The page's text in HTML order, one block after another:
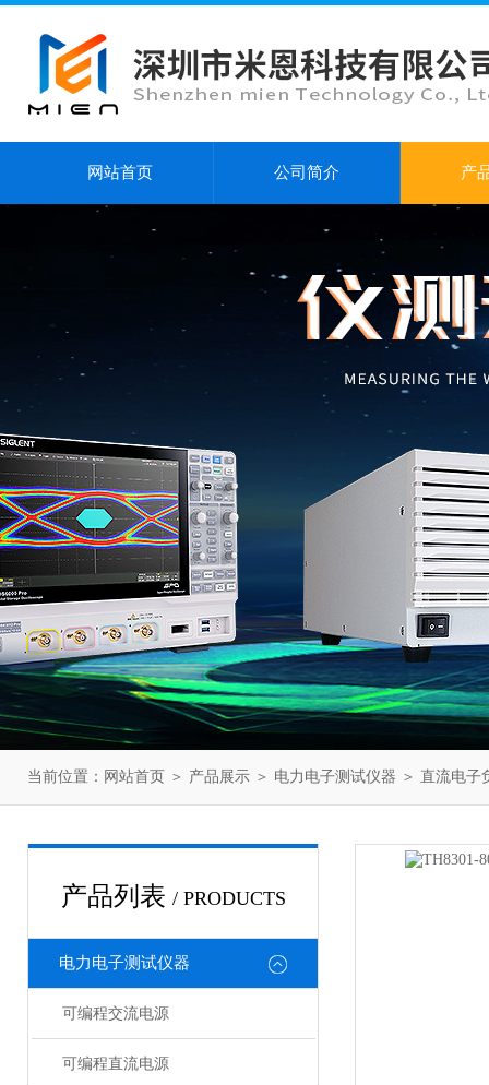
网站首页 公司简介 产
当前位置： 网站首页 ＞ 产品展示 ＞ 电力电子测试仪器 ＞ 直流电子
产品列表 / PRODUCTS
电力电子测试仪器
可编程交流电源
可编程直流电源